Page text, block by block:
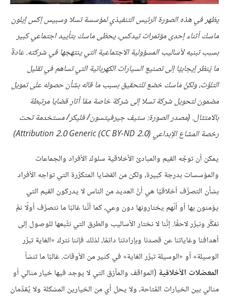
يظهر في هذه الصورة الرئيس التنفيذي لمؤسسة تسلا وسبيس إكس إيلون
ماسك أثناء إحدى مؤتمرات تيدكس، يحظى ماسك بتأييد اجتماعي كبير
بسبب تبنيه لأساليب المسؤولية الاجتماعية التي ينتهجها في شركته. عادةً
ما يُنظر إيجابيًا إلى تصنيع السيارات الكهربائية التي تساهم في تقليل
التلوُّث، ولكنَّ ماسك خضع للتحقيق بسبب ما قاله بشأن حصوله على تمويل
مضمون لتحويل شركة تسلا إلى شركة خاصة ممَّا أثار قضايا مرتبطة
بالامتثال. (مصدر الصورة: ستيف جيرفيتسون/ فليكر/ مستخدمة تحت
رخصة المشاع الإبداعي Attribution 2.0 Generic (CC BY-ND 2.0))
يمكن أن توجِّه القيم والمبادئ الأخلاقية سلوك الأفراد والجماعات
والمؤسسات بدرجة كبيرة، ولكن من القضايا المتكرِّرة التي تواجه الأفراد
بشأن التصرُّف أخلاقيًا هي أنَّ العديد من الناس لا يدركون القيم التي
يؤمنون بها أو أنّهم يختارونها دون وعي، كما أنَّنا غالبًا ما نتصرَّف أولًا ثمَّ
نفكِّر ونبرِّر لاحقًا. إنَّنا لا نختار الأساليب والطرق التي نتَّبعها للوصول إلى
أهدافنا وغاياتنا عن قصدنا وبإرادتنا دائمًا، لذلك فإننا نترك «الغاية تبرِّر
الوسيلة» أو «الوسيلة تبرِّر الغاية» في كثير من الأوقات. غالبًا ما تنشأ
المعضلات الأخلاقية (المواقف والمآزق التي لا يوجد فيها خيار مثالي أو
مثالي بين الخيارات المُتاحة، ولا يحل أي من الخيارين المشكلة ولا يُقدِّمان